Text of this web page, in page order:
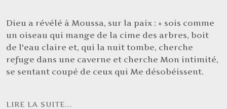
Dieu a révélé à Moussa, sur la paix : « sois comme
un oiseau qui mange de la cime des arbres, boit
de l'eau claire et, qui la nuit tombe, cherche
refuge dans une caverne et cherche Mon intimité,
se sentant coupé de ceux qui Me désobéissent.
LIRE LA SUITE...